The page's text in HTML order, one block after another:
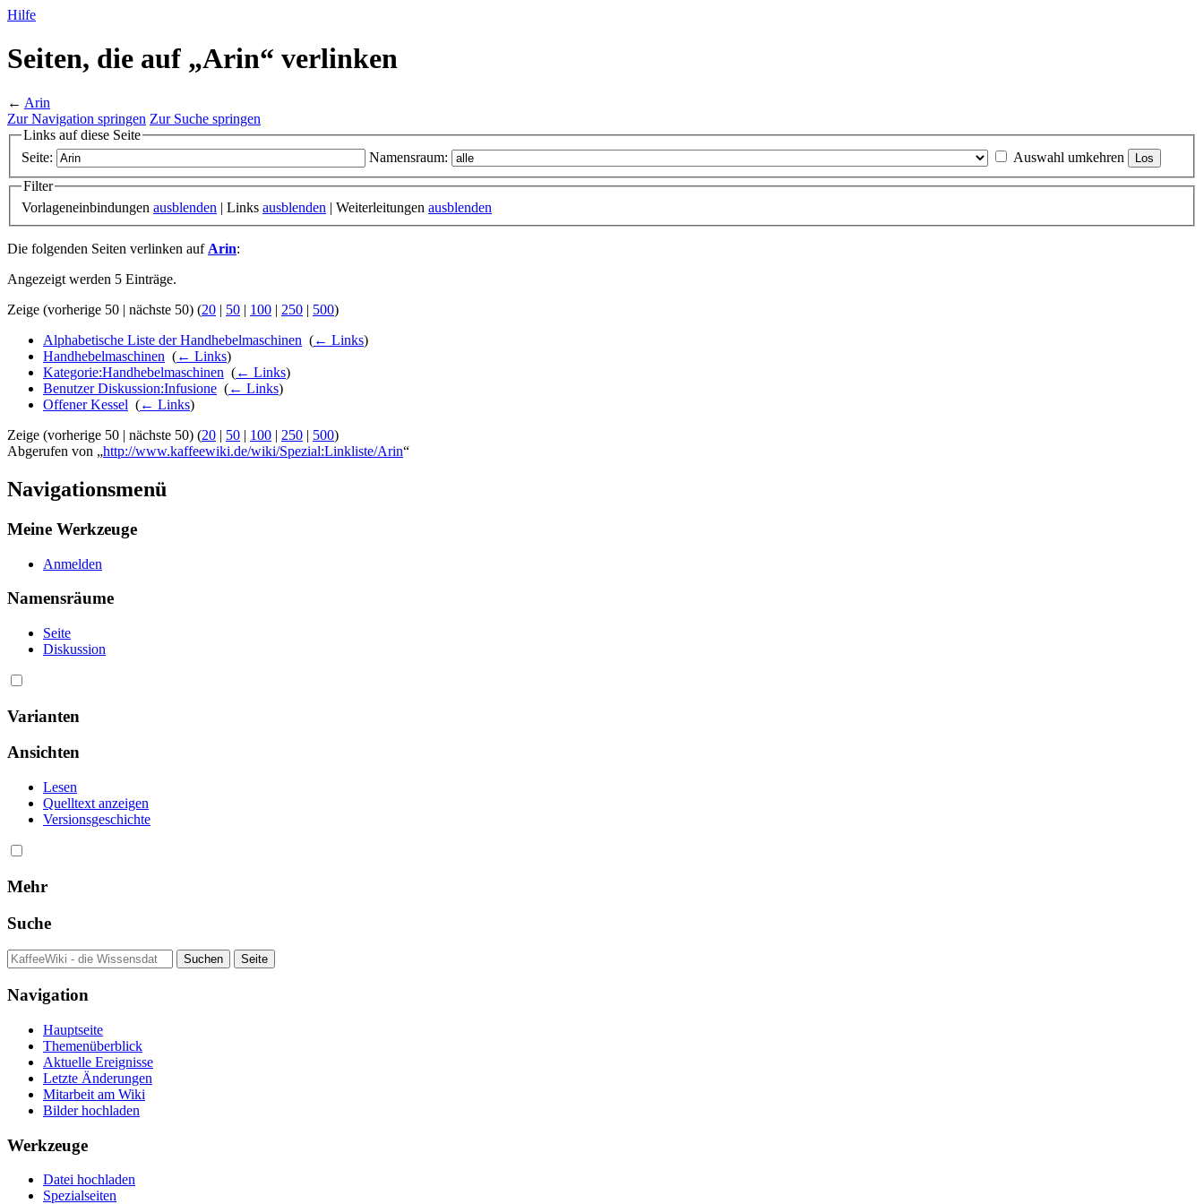
Hilfe
Seiten, die auf „Arin“ verlinken
← Arin
Zur Navigation springen Zur Suche springen
Links auf diese Seite
Seite:
Namensraum:
Auswahl umkehren
Filter
Vorlageneinbindungen ausblenden | Links ausblenden | Weiterleitungen ausblenden
Die folgenden Seiten verlinken auf Arin:
Angezeigt werden 5 Einträge.
Zeige (vorherige 50 | nächste 50) (20 | 50 | 100 | 250 | 500)
Alphabetische Liste der Handhebelmaschinen (← Links)
Handhebelmaschinen (← Links)
Kategorie:Handhebelmaschinen (← Links)
Benutzer Diskussion:Infusione (← Links)
Offener Kessel (← Links)
Zeige (vorherige 50 | nächste 50) (20 | 50 | 100 | 250 | 500)
Abgerufen von „http://www.kaffeewiki.de/wiki/Spezial:Linkliste/Arin“
Navigationsmenü
Meine Werkzeuge
Anmelden
Namensräume
Seite
Diskussion
Varianten
Ansichten
Lesen
Quelltext anzeigen
Versionsgeschichte
Mehr
Suche
Navigation
Hauptseite
Themenüberblick
Aktuelle Ereignisse
Letzte Änderungen
Mitarbeit am Wiki
Bilder hochladen
Werkzeuge
Datei hochladen
Spezialseiten